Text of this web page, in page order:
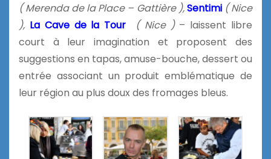
( Merenda de la Place – Gattière ),Sentimi( Nice
), La Cave de la Tour ( Nice )– laissent libre
court à leur imagination et proposent des
suggestions en tapas, amuse-bouche, dessert ou
entrée associant un produit emblématique de
leur région au plus doux des fromages bleus.